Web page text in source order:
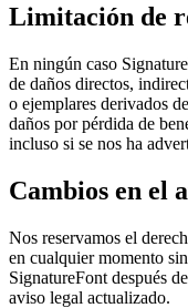
Limitación de
En ningún caso
de daños directos,
o ejemplares derivados
daños por pérdida de
incluso si se nos ha
Cambios en el
Nos reservamos el
en cualquier momento
SignatureFont después
aviso legal actualizado.